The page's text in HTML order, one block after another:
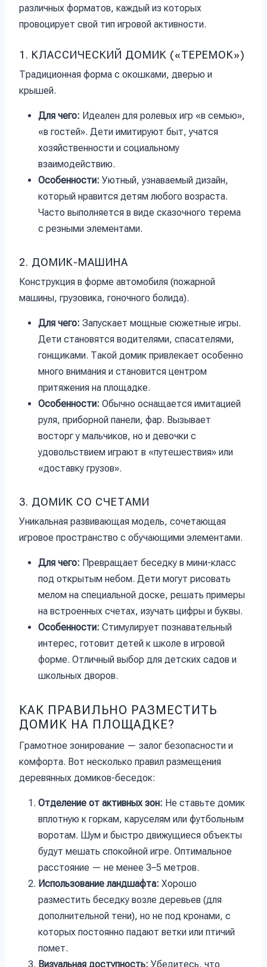
различных форматов, каждый из которых
провоцирует свой тип игровой активности.
1. КЛАССИЧЕСКИЙ ДОМИК («ТЕРЕМОК»)
Традиционная форма с окошками, дверью и
крышей.
Для чего: Идеален для ролевых игр «в семью»,
«в гостей». Дети имитируют быт, учатся
хозяйственности и социальному
взаимодействию.
Особенности: Уютный, узнаваемый дизайн,
который нравится детям любого возраста.
Часто выполняется в виде сказочного терема
с резными элементами.
2. ДОМИК-МАШИНА
Конструкция в форме автомобиля (пожарной
машины, грузовика, гоночного болида).
Для чего: Запускает мощные сюжетные игры.
Дети становятся водителями, спасателями,
гонщиками. Такой домик привлекает особенно
много внимания и становится центром
притяжения на площадке.
Особенности: Обычно оснащается имитацией
руля, приборной панели, фар. Вызывает
восторг у мальчиков, но и девочки с
удовольствием играют в «путешествия» или
«доставку грузов».
3. ДОМИК СО СЧЕТАМИ
Уникальная развивающая модель, сочетающая
игровое пространство с обучающими элементами.
Для чего: Превращает беседку в мини-класс
под открытым небом. Дети могут рисовать
мелом на специальной доске, решать примеры
на встроенных счетах, изучать цифры и буквы.
Особенности: Стимулирует познавательный
интерес, готовит детей к школе в игровой
форме. Отличный выбор для детских садов и
школьных дворов.
КАК ПРАВИЛЬНО РАЗМЕСТИТЬ
ДОМИК НА ПЛОЩАДКЕ?
Грамотное зонирование — залог безопасности и
комфорта. Вот несколько правил размещения
деревянных домиков-беседок:
Отделение от активных зон: Не ставьте домик
вплотную к горкам, каруселям или футбольным
воротам. Шум и быстро движущиеся объекты
будут мешать спокойной игре. Оптимальное
расстояние — не менее 3–5 метров.
Использование ландшафта: Хорошо
разместить беседку возле деревьев (для
дополнительной тени), но не под кронами, с
которых постоянно падают ветки или птичий
помет.
Визуальная доступность: Убедитесь, что